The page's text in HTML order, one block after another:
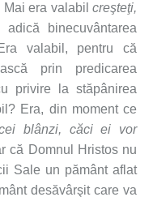
era valabil creşteţi,
adică binecuvântarea
valabil, pentru că
prin predicarea
privire la stăpânirea
Era, din moment ce
blânzi, căci ei vor
că Domnul Hristos nu
Sale un pământ aflat
desăvârşit care va